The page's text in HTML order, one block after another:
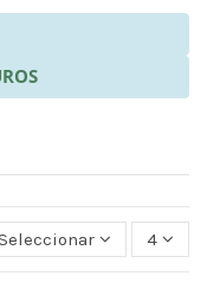
Seleccionar 4